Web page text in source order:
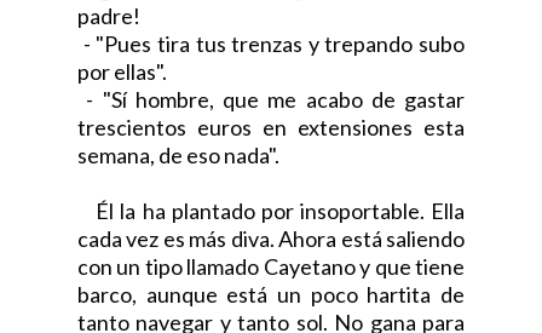
padre!
- "Pues tira tus trenzas y trepando subo
por ellas".
- "Sí hombre, que me acabo de gastar
trescientos euros en extensiones esta
semana, de eso nada".
Él la ha plantado por insoportable. Ella
cada vez es más diva. Ahora está saliendo
con un tipo llamado Cayetano y que tiene
barco, aunque está un poco hartita de
tanto navegar y tanto sol. No gana para